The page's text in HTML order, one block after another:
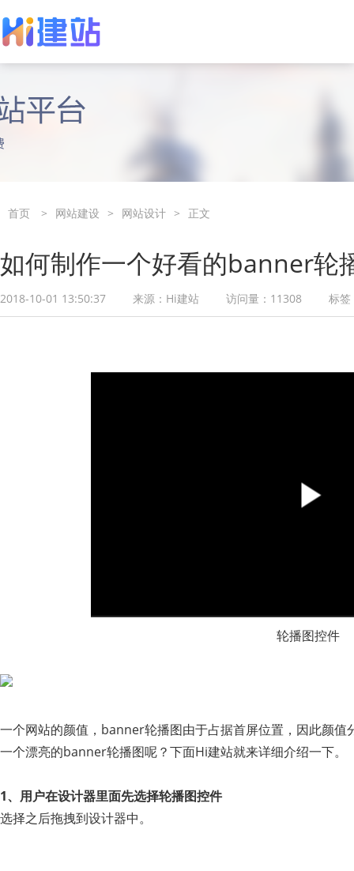
轻服务建站
专属服务经理为您定制模板网站
用户案例
企业建站信赖推荐
首页 > 网站建设 > 网站设计 > 正文
如何制作一个好看的banner轮
2018-10-01 13:50:37 来源： Hi建站 访问量： 11308 标
轮播图控件
一个网站的颜值，banner轮播图由于占据首屏位置，因此颜值
一个漂亮的banner轮播图呢？下面Hi建站就来详细介绍一下。
1、用户在设计器里面先选择轮播图控件
选择之后拖拽到设计器中。